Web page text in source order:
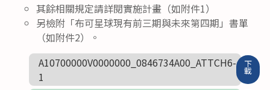
其餘相關規定請詳閱實施計畫（如附件1）
另檢附「布可星球現有前三期與未來第四期」書單
（如附件2）。
A10700000V0000000_0846734A00_ATTCH6-
1
下
載